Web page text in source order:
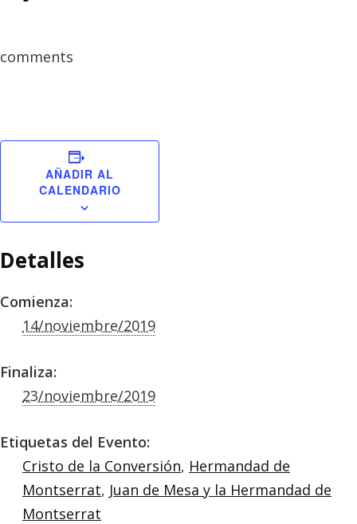
comments
AÑADIR AL
CALENDARIO
Detalles
Comienza:
14/noviembre/2019
Finaliza:
23/noviembre/2019
Etiquetas del Evento:
Cristo de la Conversión, Hermandad de
Montserrat, Juan de Mesa y la Hermandad de
Montserrat